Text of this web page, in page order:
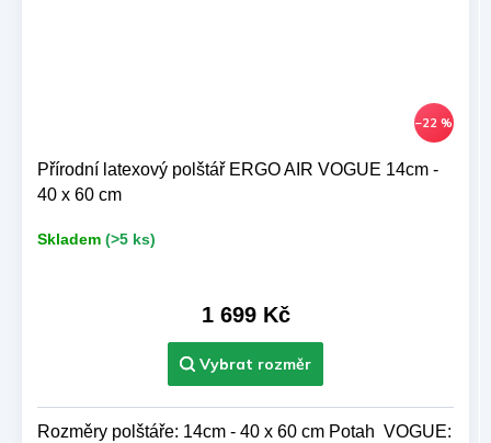
–22 %
Přírodní latexový polštář ERGO AIR VOGUE 14cm -
40 x 60 cm
Skladem (>5 ks)
1 699 Kč
Rozměry polštáře: 14cm - 40 x 60 cm Potah VOGUE: